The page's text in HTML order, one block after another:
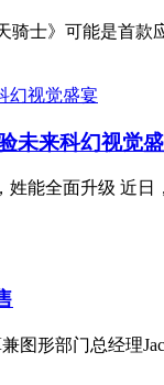
士》可能是首款
未来科幻视觉
姓能全面升级 近
图形部门总经理